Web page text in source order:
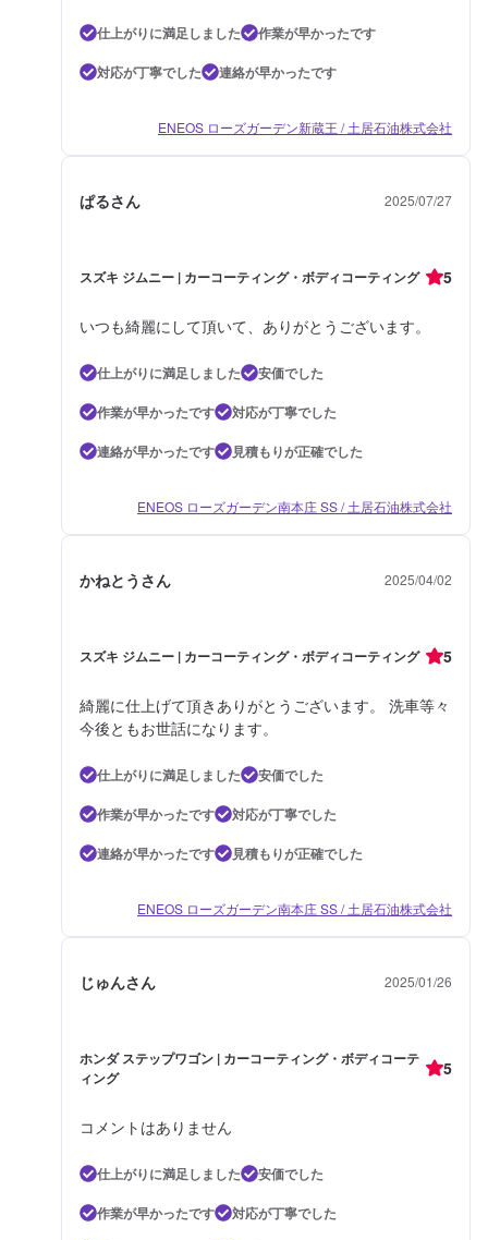
仕上がりに満足しました
作業が早かったです
対応が丁寧でした
連絡が早かったです
ENEOS ローズガーデン新蔵王 / 土居石油株式会社
ぱるさん 2025/07/27
スズキ ジムニー | カーコーティング・ボディコーティング 5
いつも綺麗にして頂いて、ありがとうございます。
仕上がりに満足しました
安価でした
作業が早かったです
対応が丁寧でした
連絡が早かったです
見積もりが正確でした
ENEOS ローズガーデン南本庄 SS / 土居石油株式会社
かねとうさん 2025/04/02
スズキ ジムニー | カーコーティング・ボディコーティング 5
綺麗に仕上げて頂きありがとうございます。 洗車等々
今後ともお世話になります。
仕上がりに満足しました
安価でした
作業が早かったです
対応が丁寧でした
連絡が早かったです
見積もりが正確でした
ENEOS ローズガーデン南本庄 SS / 土居石油株式会社
じゅんさん 2025/01/26
ホンダ ステップワゴン | カーコーティング・ボディコーテ
ィング
5
コメントはありません
仕上がりに満足しました
安価でした
作業が早かったです
対応が丁寧でした